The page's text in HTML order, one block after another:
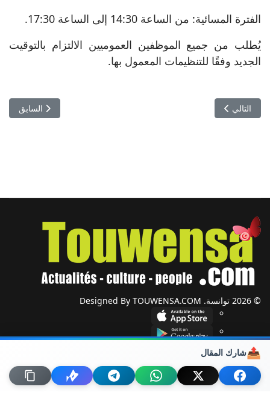
الفترة المسائية: من الساعة 14:30 إلى الساعة 17:30.
يُطلب من جميع الموظفين العموميين الالتزام بالتوقيت
الجديد وفقًا للتنظيمات المعمول بها.
المقال
السابقالمقال التالي: أهمّ النصائح لتنسيق النباتات في الديكور البوهيميّ
التالي
📤شارك المقال
© 2026 توانسة. Designed By TOUWENSA.COM
شؤون دولية أحزاب وجمعيات
حول توانسة